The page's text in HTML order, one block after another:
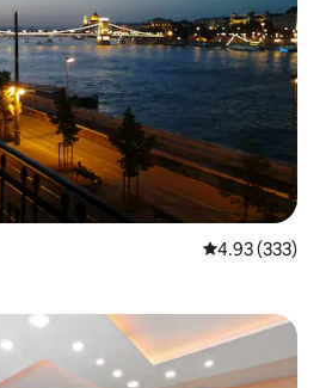
औसत रेटिंग 5 में से
4.93 (333)